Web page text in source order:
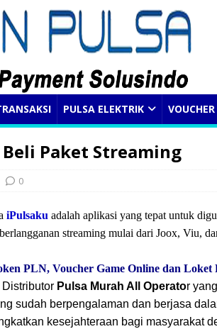
PULSA ELEKTRIK
Paket Streaming
0
iPulsaku adalah aplikasi yang tepat untuk
streaming mulai dari Joox, Viu,
PLN, Voucher Game Online dan Loket
Pulsa Murah All Operator
sudah berpengalaman dan berjasa
kesejahteraan bagi masyarakat